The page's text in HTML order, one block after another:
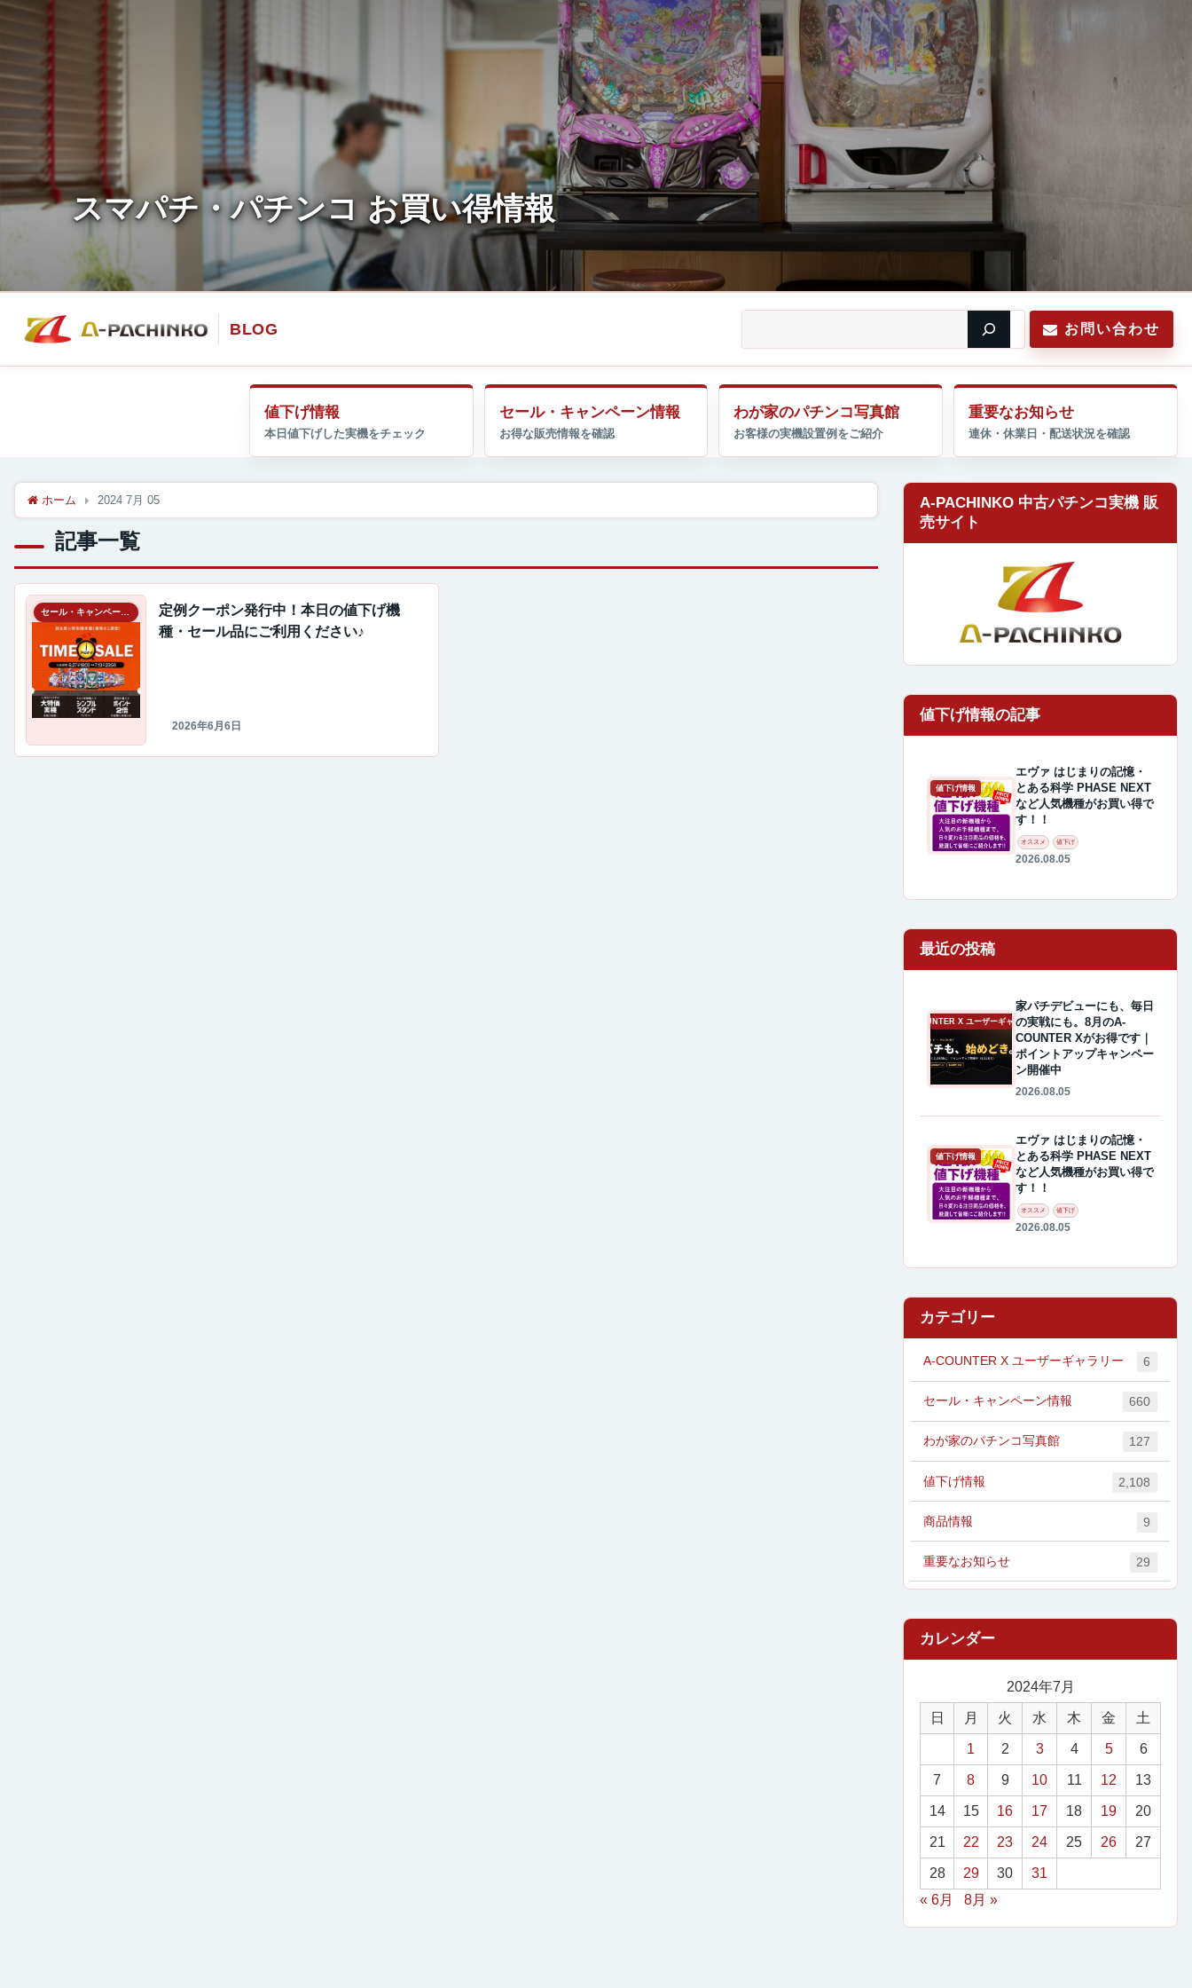
お問い合わせ
値下げ情報 セール・キャンペーン情報 わが家のパチンコ写真館 重要なお知らせ
ホーム 2024 7月 05
記事一覧
定例クーポン発行中！本日の値下げ機
種・セール品にご利用ください♪
2026年6月6日
A-PACHINKO 中古パチンコ実機 販
売サイト
値下げ情報
エヴァ はじまりの記憶・
とある科学 PHASE NEXT
など人気機種がお買い得で
す！！
オススメ 値下げ
2026.08.05
最近の投稿
A-COUNTER X ユーザーギャラリー
家パチデビューにも、毎日
の実戦にも。8月のA-
COUNTER Xがお得です｜
ポイントアップキャンペー
ン開催中
2026.08.05
値下げ情報
エヴァ はじまりの記憶・
とある科学 PHASE NEXT
など人気機種がお買い得で
す！！
オススメ 値下げ
2026.08.05
カテゴリー
A-COUNTER X ユーザーギャラリー 6
セール・キャンペーン情報 660
わが家のパチンコ写真館 127
値下げ情報 2,108
商品情報 9
重要なお知らせ 29
2024年7月
日 月 火 水 木 金 土
1 2 3 4 5 6
7 8 9 10 11 12 13
14 15 16 17 18 19 20
21 22 23 24 25 26 27
28 29 30
31
« 6月
8月 »